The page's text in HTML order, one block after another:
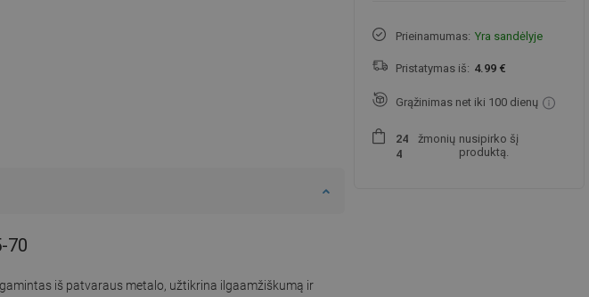
70
iš patvaraus metalo, užtikrina ilgaamžiškumą ir
Prieinamumas: Yra sandėlyje
Pristatymas iš: 4.99 €
Grąžinimas net iki 100 dienų
24
4
žmonių nusipirko šį
produktą.